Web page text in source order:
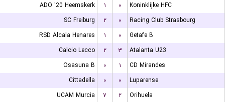
ADO '20 Heemskerk
۱ ۰
Koninklijke HFC
SC Freiburg
۲ ۰
Racing Club Strasbourg
RSD Alcala Henares
۱ ۰
Getafe B
Calcio Lecco
۲ ۳
Atalanta U23
Osasuna B
۰ ۱
CD Mirandes
Cittadella
۰ ۰
Luparense
UCAM Murcia
۷ ۲
Orihuela